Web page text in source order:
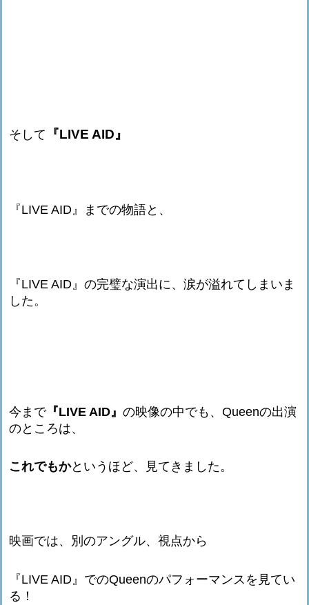
そして 『LIVE AID』
『LIVE AID』までの物語と、
『LIVE AID』の完璧な演出に、涙が溢れてしまいま
した。
今まで『LIVE AID』 の映像の中でも、Queenの出演
のところは、
これでもかというほど、見てきました。
映画では、別のアングル、視点から
『LIVE AID』でのQueenのパフォーマンスを見てい
る！